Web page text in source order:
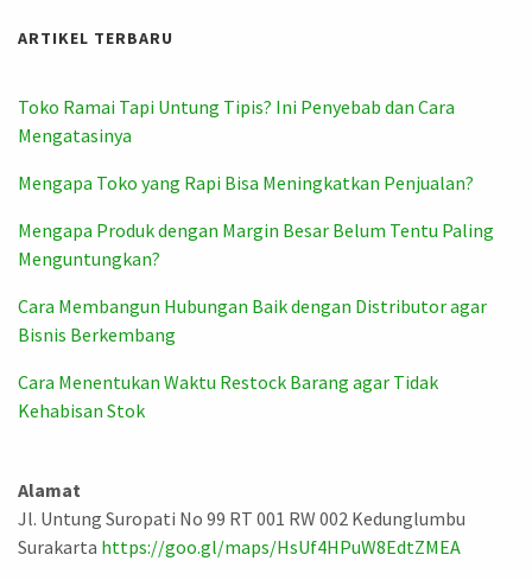
ARTIKEL TERBARU
Toko Ramai Tapi Untung Tipis? Ini Penyebab dan Cara
Mengatasinya
Mengapa Toko yang Rapi Bisa Meningkatkan Penjualan?
Mengapa Produk dengan Margin Besar Belum Tentu Paling
Menguntungkan?
Cara Membangun Hubungan Baik dengan Distributor agar
Bisnis Berkembang
Cara Menentukan Waktu Restock Barang agar Tidak
Kehabisan Stok
Alamat
Jl. Untung Suropati No 99 RT 001 RW 002 Kedunglumbu
Surakarta https://goo.gl/maps/HsUf4HPuW8EdtZMEA